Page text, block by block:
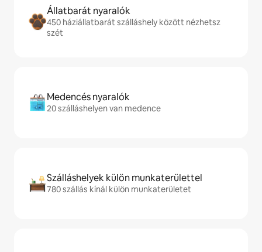
Állatbarát nyaralók
450 háziállatbarát szálláshely között nézhetsz
szét
Medencés nyaralók
20 szálláshelyen van medence
Szálláshelyek külön munkaterülettel
780 szállás kínál külön munkaterületet